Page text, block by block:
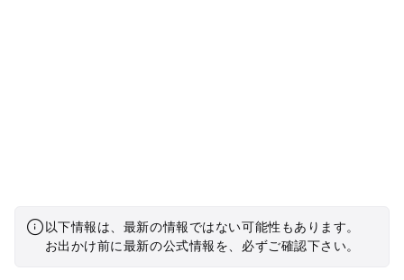
以下情報は、最新の情報ではない可能性もあります。
お出かけ前に最新の公式情報を、必ずご確認下さい。